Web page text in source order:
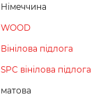
Німеччина
WOOD
Вінілова підлога
SPC вінілова підлога
матова